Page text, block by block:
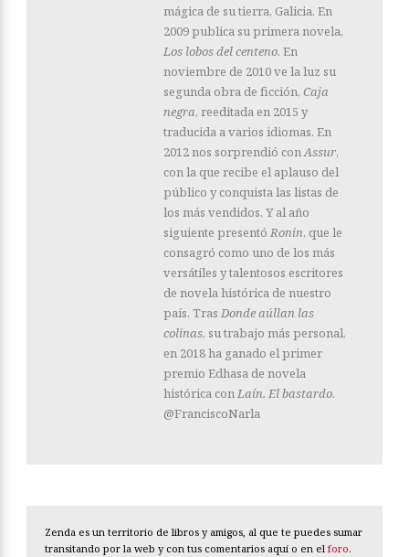
mágica de su tierra, Galicia. En
2009 publica su primera novela,
Los lobos del centeno. En
noviembre de 2010 ve la luz su
segunda obra de ficción, Caja
negra, reeditada en 2015 y
traducida a varios idiomas. En
2012 nos sorprendió conAssur,
con la que recibe el aplauso del
público y conquista las listas de
los más vendidos. Y al año
siguiente presentó Ronin, que le
consagró como uno de los más
versátiles y talentosos escritores
de novela histórica de nuestro
país. Tras Donde aúllan las
colinas, su trabajo más personal,
en 2018 ha ganado el primer
premio Edhasa de novela
histórica conLaín. El bastardo.
@FranciscoNarla
Zenda es un territorio de libros y amigos, al que te puedes sumar
transitando por la web y con tus comentarios aquí o en el foro.